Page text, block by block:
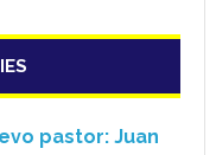
pastor: Juan